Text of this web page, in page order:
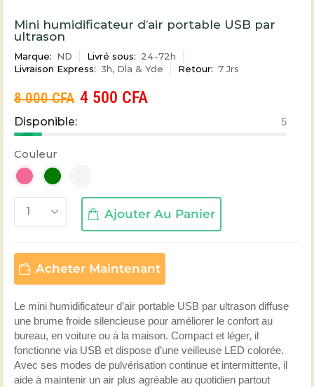
Mini humidificateur d’air portable USB par
ultrason
Marque: ND Livré sous: 24-72h
Livraison Express: 3h, Dla & Yde Retour: 7 Jrs
8 000CFA 4 500 CFA
Disponible: 5
Couleur
Ajouter Au Panier
Acheter Maintenant
Le mini humidificateur d’air portable USB par ultrason diffuse
une brume froide silencieuse pour améliorer le confort au
bureau, en voiture ou à la maison. Compact et léger, il
fonctionne via USB et dispose d’une veilleuse LED colorée.
Avec ses modes de pulvérisation continue et intermittente, il
aide à maintenir un air plus agréable au quotidien partout